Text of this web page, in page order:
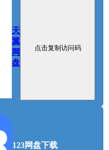
天
翼
网
盘
点击复制访问码
123网盘下载